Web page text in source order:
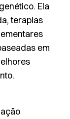
Ela
terapias
em